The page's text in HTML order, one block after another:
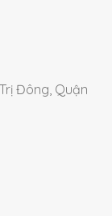
Đông, Quận